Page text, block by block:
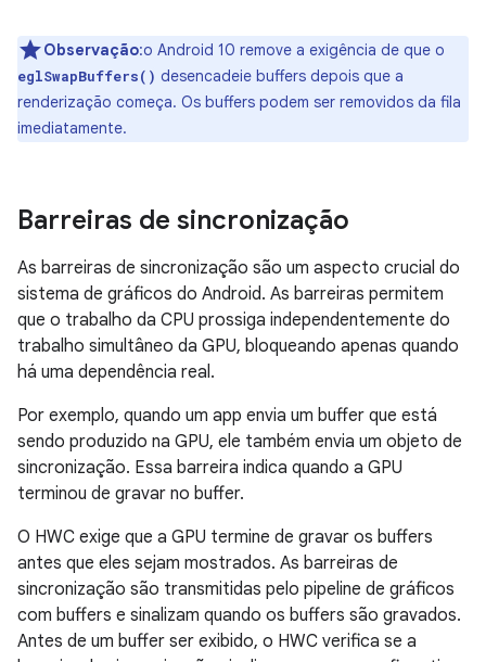
Observação:o Android 10 remove a exigência de que o
eglSwapBuffers() desencadeie buffers depois que a
renderização começa. Os buffers podem ser removidos da fila
imediatamente.
Barreiras de sincronização
As barreiras de sincronização são um aspecto crucial do
sistema de gráficos do Android. As barreiras permitem
que o trabalho da CPU prossiga independentemente do
trabalho simultâneo da GPU, bloqueando apenas quando
há uma dependência real.
Por exemplo, quando um app envia um buffer que está
sendo produzido na GPU, ele também envia um objeto de
sincronização. Essa barreira indica quando a GPU
terminou de gravar no buffer.
O HWC exige que a GPU termine de gravar os buffers
antes que eles sejam mostrados. As barreiras de
sincronização são transmitidas pelo pipeline de gráficos
com buffers e sinalizam quando os buffers são gravados.
Antes de um buffer ser exibido, o HWC verifica se a